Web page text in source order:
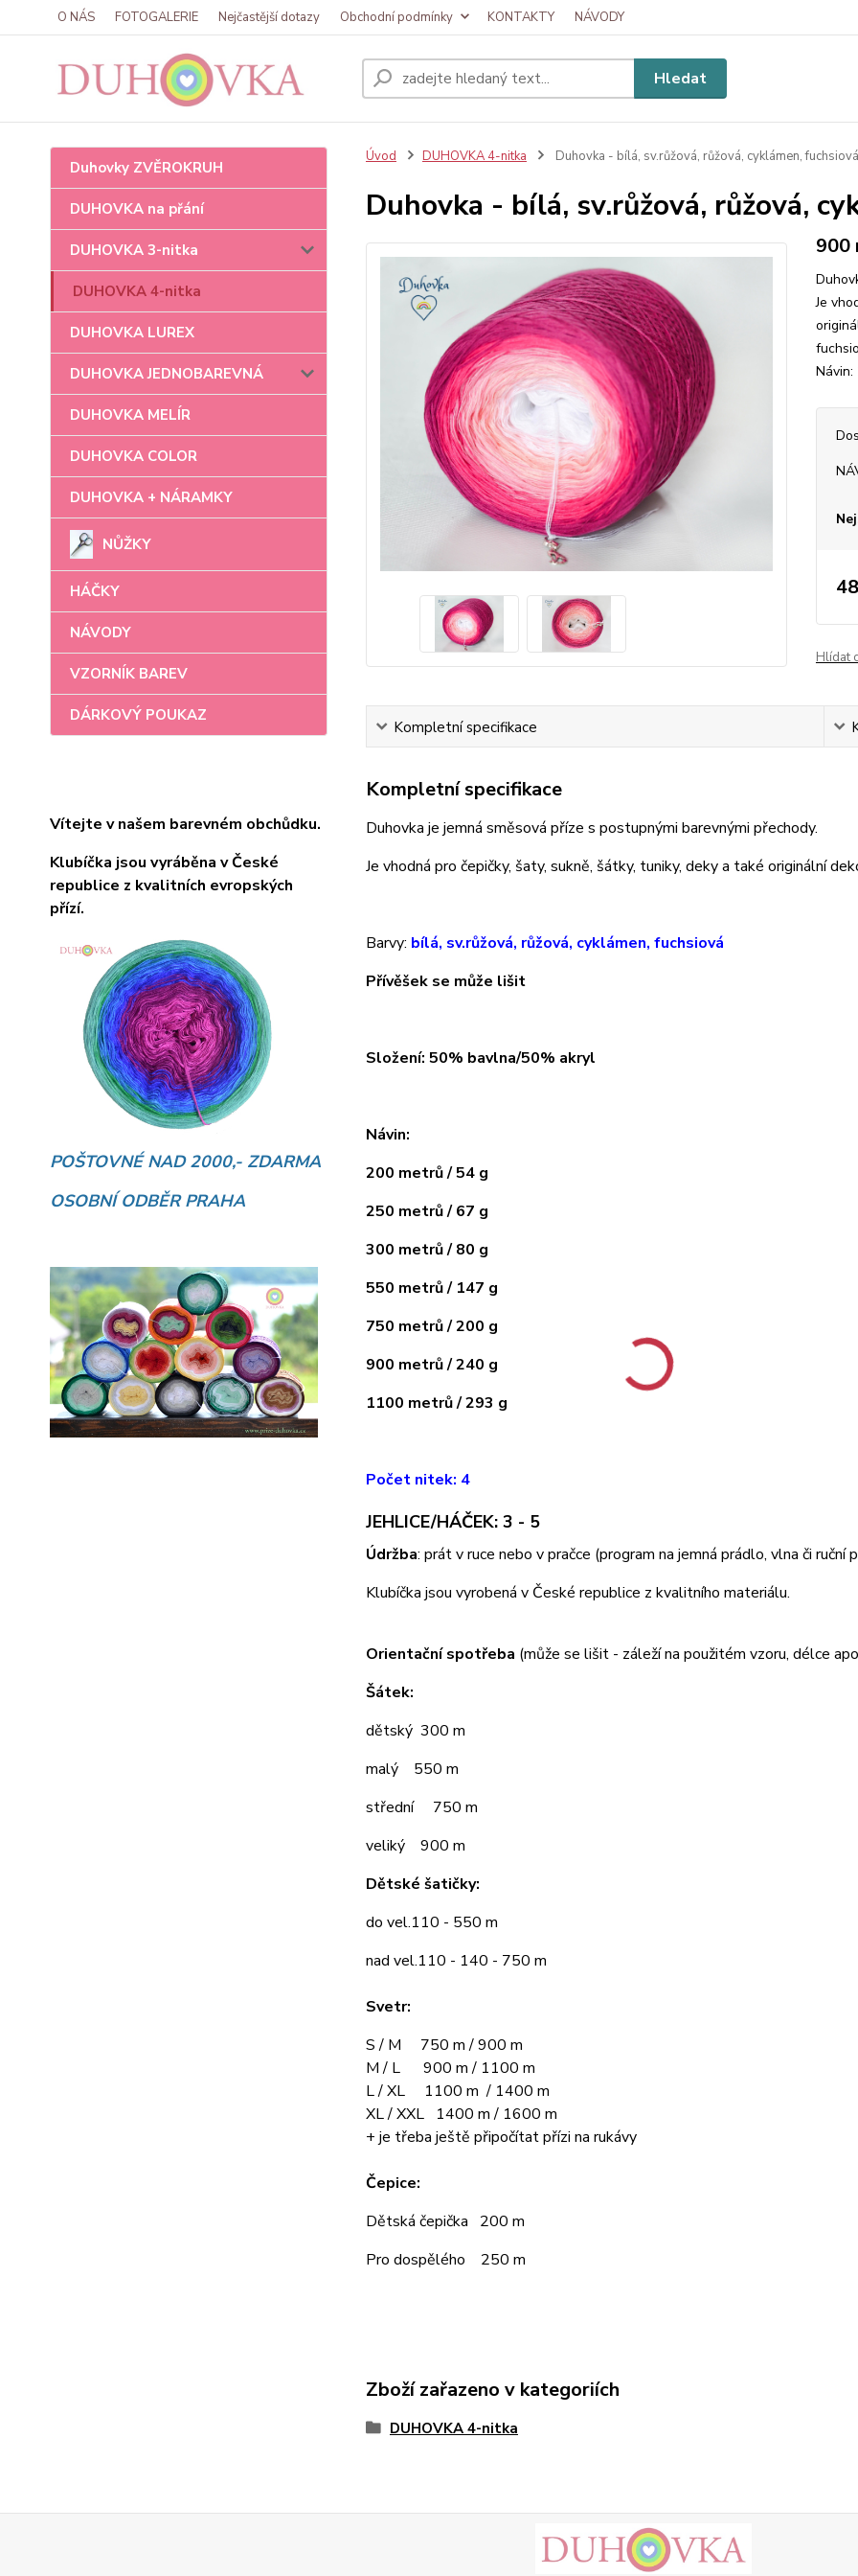
O NÁS FOTOGALERIE Nejčastější dotazy Obchodní podmínky KONTAKTY NÁVODY
Hledat
Duhovky ZVĚROKRUH
DUHOVKA na přání
DUHOVKA 3-nitka
DUHOVKA 4-nitka
DUHOVKA LUREX
DUHOVKA JEDNOBAREVNÁ
DUHOVKA MELÍR
DUHOVKA COLOR
DUHOVKA + NÁRAMKY
NŮŽKY
HÁČKY
NÁVODY
VZORNÍK BAREV
DÁRKOVÝ POUKAZ
Vítejte v našem barevném obchůdku.
Klubíčka jsou vyráběna v České
republice z kvalitních evropských
přízí.
POŠTOVNÉ NAD 2000,- ZDARMA
OSOBNÍ ODBĚR PRAHA
Úvod DUHOVKA 4-nitka Duhovka - bílá, sv.růžová, růžová, cyklámen,
Duhovka - bílá, sv.růžová, růžová,
900
Je
Návin:
Hlídat
Kompletní specifikace
Kompletní specifikace
Duhovka je jemná směsová příze s postupnými barevnými přechody.
Je vhodná pro čepičky, šaty, sukně, šátky, tuniky, deky a také originální
Barvy: bílá, sv.růžová, růžová, cyklámen, fuchsiová
Přívěšek se může lišit
Složení: 50% bavlna/50% akryl
Návin:
200 metrů / 54 g
250 metrů / 67 g
300 metrů / 80 g
550 metrů / 147 g
750 metrů / 200 g
900 metrů / 240 g
1100 metrů / 293 g
Počet nitek: 4
JEHLICE/HÁČEK: 3 - 5
Údržba: prát v ruce nebo v pračce (program na jemná prádlo, vlna či
Klubíčka jsou vyrobená v České republice z kvalitního materiálu.
Orientační spotřeba (může se lišit - záleží na použitém vzoru, délce
Šátek:
dětský 300 m
malý 550 m
střední 750 m
veliký 900 m
Dětské šatičky:
do vel.110 - 550 m
nad vel.110 - 140 - 750 m
Svetr:
S / M 750 m / 900 m
M / L 900 m / 1100 m
L / XL 1100 m / 1400 m
XL / XXL 1400 m / 1600 m
+ je třeba ještě připočítat přízi na rukávy
Čepice:
Dětská čepička 200 m
Pro dospělého 250 m
Zboží zařazeno v kategoriích
DUHOVKA 4-nitka